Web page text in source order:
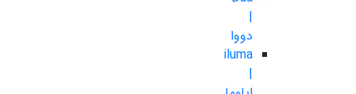
|
دووا
iluma
|